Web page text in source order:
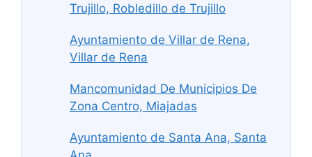
Trujillo, Robledillo de Trujillo
Ayuntamiento de Villar de Rena,
Villar de Rena
Mancomunidad De Municipios De
Zona Centro, Miajadas
Ayuntamiento de Santa Ana, Santa